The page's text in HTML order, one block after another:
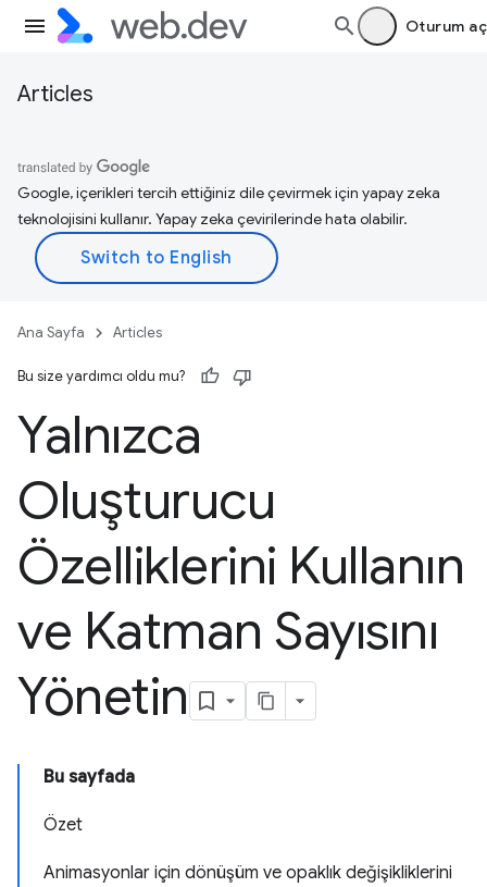
Oturum aç
Articles
Google, içerikleri tercih ettiğiniz dile çevirmek için yapay zeka
teknolojisini kullanır. Yapay zeka çevirilerinde hata olabilir.
Ana Sayfa Articles
Bu size yardımcı oldu mu?
Yalnızca
Oluşturucu
Özelliklerini Kullanın
ve Katman Sayısını
Yönetin
Bu sayfada
Özet
Animasyonlar için dönüşüm ve opaklık değişikliklerini